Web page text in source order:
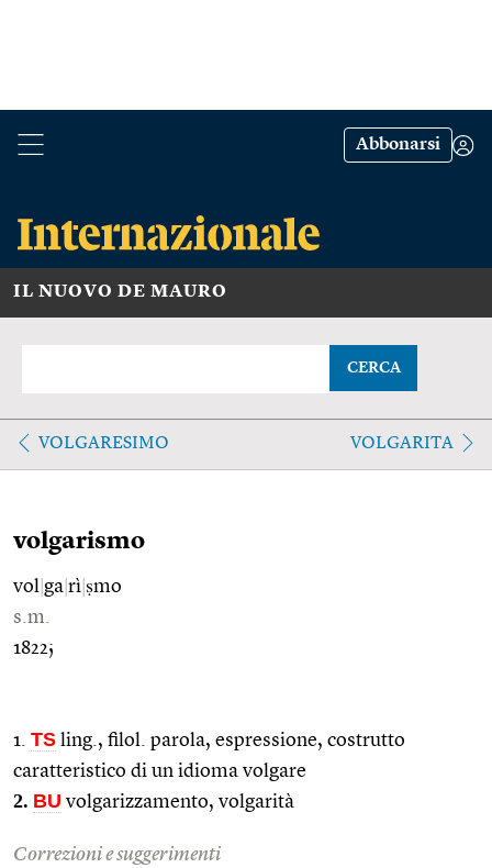
Abbonarsi
IL NUOVO DE MAURO
CERCA
VOLGARESIMO VOLGARITA
volgarismo
vol ga rì ṣmo
s.m.
1822;
1. TS ling., filol. parola, espressione, costrutto
caratteristico di un idioma volgare
2. BU volgarizzamento, volgarità
Correzioni e suggerimenti